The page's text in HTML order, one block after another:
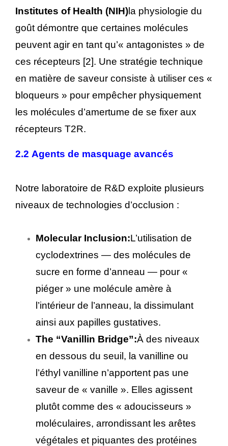
Institutes of Health (NIH)la physiologie du
goût démontre que certaines molécules
peuvent agir en tant qu’« antagonistes » de
ces récepteurs [2]. Une stratégie technique
en matière de saveur consiste à utiliser ces «
bloqueurs » pour empêcher physiquement
les molécules d’amertume de se fixer aux
récepteurs T2R.
2.2 Agents de masquage avancés
Notre laboratoire de R&D exploite plusieurs
niveaux de technologies d’occlusion :
Molecular Inclusion:L’utilisation de
cyclodextrines — des molécules de
sucre en forme d’anneau — pour «
piéger » une molécule amère à
l’intérieur de l’anneau, la dissimulant
ainsi aux papilles gustatives.
The “Vanillin Bridge”:À des niveaux
en dessous du seuil, la vanilline ou
l’éthyl vanilline n’apportent pas une
saveur de « vanille ». Elles agissent
plutôt comme des « adoucisseurs »
moléculaires, arrondissant les arêtes
végétales et piquantes des protéines